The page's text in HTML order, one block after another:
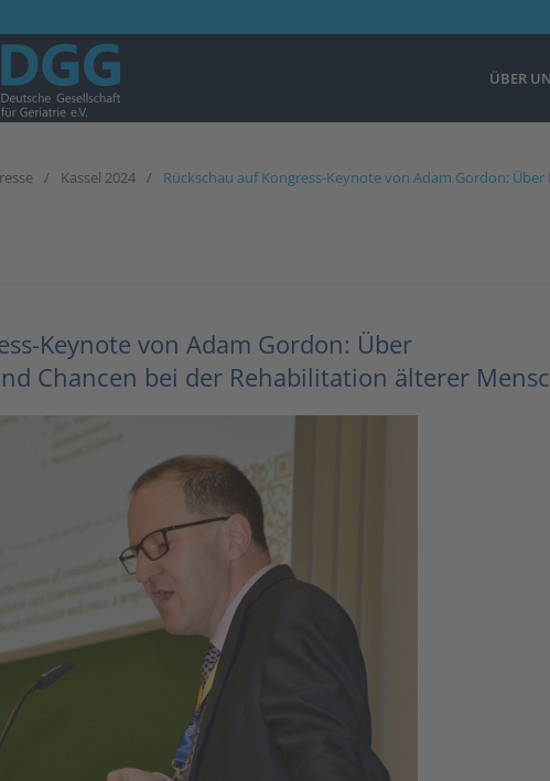
ÜBER
Kassel 2024 Rückschau auf Kongress-Keynote von Adam Gordon:
Keynote von Adam Gordon: Über
Chancen bei der Rehabilitation älterer